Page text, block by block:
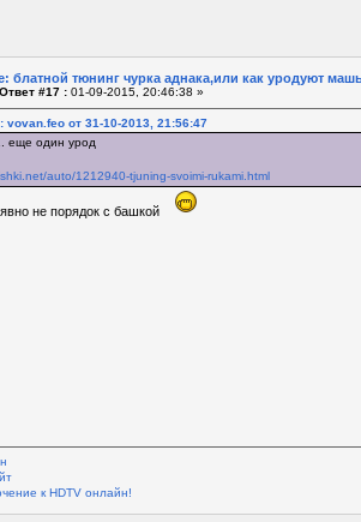
блатной тюнинг чурка аднака,или как уродуют
Ответ #17 : 01-09-2015, 20:46:38 »
vovan.feo от 31-10-2013, 21:56:47
еще один урод
auto/1212940-tjuning-svoimi-rukami.html
не порядок с башкой
к HDTV онлайн!